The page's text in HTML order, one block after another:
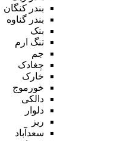
بندر کنگان
بندر گناوه
بنک
تنگ ارم
جم
چغادک
خارک
خورموج
دالکی
دلوار
ریز
سعدآباد